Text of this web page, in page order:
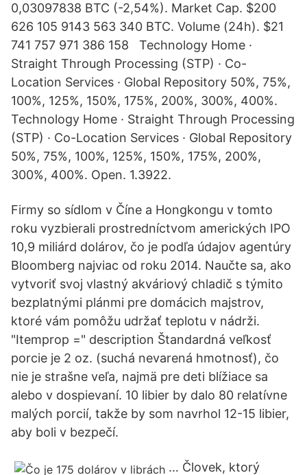
0,03097838 BTC (-2,54%). Market Cap. $200
626 105 9143 563 340 BTC. Volume (24h). $21
741 757 971 386 158 Technology Home ·
Straight Through Processing (STP) · Co-
Location Services · Global Repository 50%, 75%,
100%, 125%, 150%, 175%, 200%, 300%, 400%.
Technology Home · Straight Through Processing
(STP) · Co-Location Services · Global Repository
50%, 75%, 100%, 125%, 150%, 175%, 200%,
300%, 400%. Open. 1.3922.
Firmy so sídlom v Číne a Hongkongu v tomto
roku vyzbierali prostredníctvom amerických IPO
10,9 miliárd dolárov, čo je podľa údajov agentúry
Bloomberg najviac od roku 2014. Naučte sa, ako
vytvoriť svoj vlastný akváriový chladič s týmito
bezplatnými plánmi pre domácich majstrov,
ktoré vám pomôžu udržať teplotu v nádrži.
"Itemprop =" description Štandardná veľkosť
porcie je 2 oz. (suchá nevarená hmotnosť), čo
nie je strašne veľa, najmä pre deti blížiace sa
alebo v dospievaní. 10 libier by dalo 80 relatívne
malých porcií, takže by som navrhol 12-15 libier,
aby boli v bezpečí.
… Človek, ktorý